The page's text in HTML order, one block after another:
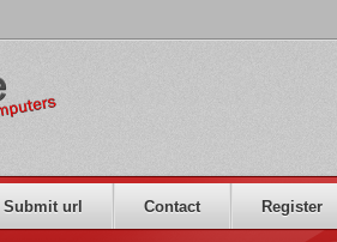
Submit url Contact Register